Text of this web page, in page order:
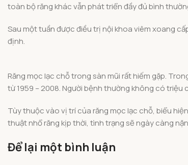
toàn bộ răng khác vẫn phát triển đầy đủ bình
Sau một tuần được điều trị nội khoa viêm xoang
định.
Răng mọc lạc chỗ trong sàn mũi rất hiếm gặp.
từ 1959 – 2008. Người bệnh thường không có triệu
Tùy thuộc vào vị trí của răng mọc lạc chỗ, biểu
thuật nhổ răng kịp thời, tình trạng sẽ ngày càng
Để lại một bình luận